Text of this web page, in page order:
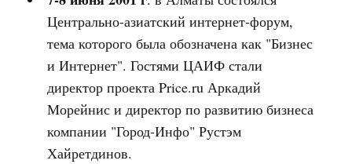
Центрально-азиатский интернет-форум,
тема которого была обозначена как "Бизнес
и Интернет". Гостями ЦАИФ стали
директор проекта Price.ru Аркадий
Морейнис и директор по развитию бизнеса
компании "Город-Инфо" Рустэм
Хайретдинов.